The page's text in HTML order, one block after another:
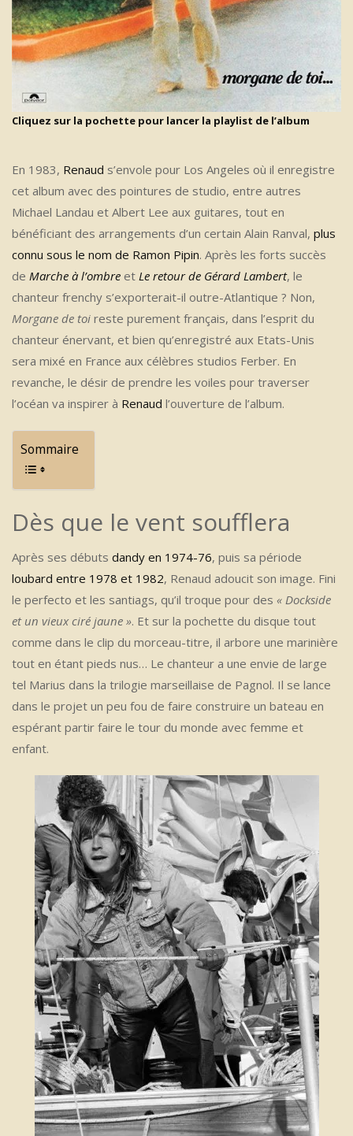
Cliquez sur la pochette pour lancer la playlist de l’album
En 1983, Renaud s’envole pour Los Angeles où il enregistre
cet album avec des pointures de studio, entre autres
Michael Landau et Albert Lee aux guitares, tout en
bénéficiant des arrangements d’un certain Alain Ranval, plus
connu sous le nom de Ramon Pipin. Après les forts succès
de Marche à l’ombre et Le retour de Gérard Lambert, le
chanteur frenchy s’exporterait-il outre-Atlantique ? Non,
Morgane de toi reste purement français, dans l’esprit du
chanteur énervant, et bien qu’enregistré aux Etats-Unis
sera mixé en France aux célèbres studios Ferber. En
revanche, le désir de prendre les voiles pour traverser
l’océan va inspirer à Renaud l’ouverture de l’album.
Sommaire
Dès que le vent soufflera
Après ses débuts dandy en 1974-76, puis sa période
loubard entre 1978 et 1982, Renaud adoucit son image. Fini
le perfecto et les santiags, qu’il troque pour des « Dockside
et un vieux ciré jaune ». Et sur la pochette du disque tout
comme dans le clip du morceau-titre, il arbore une marinière
tout en étant pieds nus… Le chanteur a une envie de large
tel Marius dans la trilogie marseillaise de Pagnol. Il se lance
dans le projet un peu fou de faire construire un bateau en
espérant partir faire le tour du monde avec femme et
enfant.